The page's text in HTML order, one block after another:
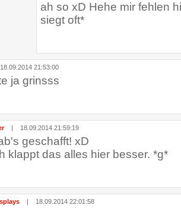
ah so xD Hehe mir fehlen
siegt oft*
18.09.2014 21:53:00
ja grinsss
| 18.09.2014 21:59:19
geschafft! xD
klappt das alles hier besser. *g*
| 18.09.2014 22:01:58